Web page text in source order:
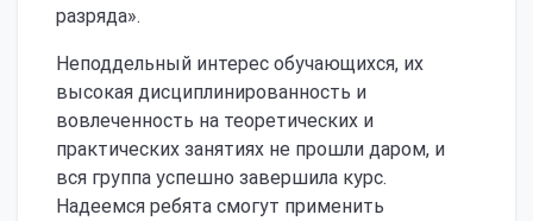
разряда».
Неподдельный интерес обучающихся, их
высокая дисциплинированность и
вовлеченность на теоретических и
практических занятиях не прошли даром, и
вся группа успешно завершила курс.
Надеемся ребята смогут применить